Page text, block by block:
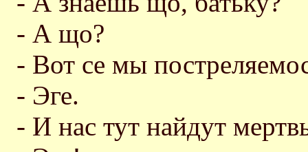
- А що?
- Вот се мы
- Эге.
- И нас тут найдут